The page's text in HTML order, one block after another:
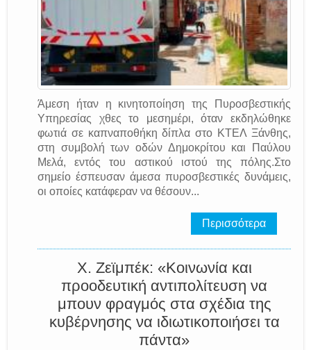
Άμεση ήταν η κινητοποίηση της Πυροσβεστικής
Υπηρεσίας χθες το μεσημέρι, όταν εκδηλώθηκε
φωτιά σε καπναποθήκη δίπλα στο ΚΤΕΛ Ξάνθης,
στη συμβολή των οδών Δημοκρίτου και Παύλου
Μελά, εντός του αστικού ιστού της πόλης.Στο
σημείο έσπευσαν άμεσα πυροσβεστικές δυνάμεις,
οι οποίες κατάφεραν να θέσουν...
Περισσότερα
Χ. Ζεϊμπέκ: «Κοινωνία και
προοδευτική αντιπολίτευση να
μπουν φραγμός στα σχέδια της
κυβέρνησης να ιδιωτικοποιήσει τα
πάντα»